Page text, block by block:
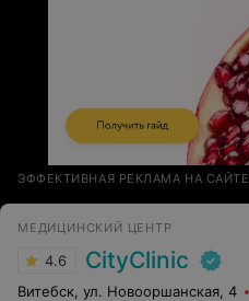
ЭФФЕКТИВНАЯ РЕКЛАМА НА САЙТЕ
МЕДИЦИНСКИЙ ЦЕНТР
4.6 CityClinic
Витебск, ул. Новооршанская, 4